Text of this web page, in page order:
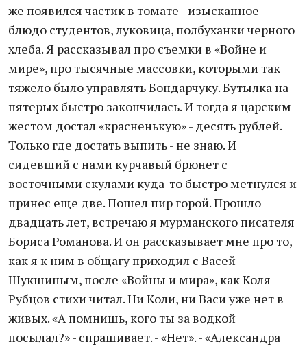
же появился частик в томате - изысканное
блюдо студентов, луковица, полбуханки черного
хлеба. Я рассказывал про съемки в «Войне и
мире», про тысячные массовки, которыми так
тяжело было управлять Бондарчуку. Бутылка на
пятерых быстро закончилась. И тогда я царским
жестом достал «красненькую» - десять рублей.
Только где достать выпить - не знаю. И
сидевший с нами курчавый брюнет с
восточными скулами куда-то быстро метнулся и
принес еще две. Пошел пир горой. Прошло
двадцать лет, встречаю я мурманского писателя
Бориса Романова. И он рассказывает мне про то,
как я к ним в общагу приходил с Васей
Шукшиным, после «Войны и мира», как Коля
Рубцов стихи читал. Ни Коли, ни Васи уже нет в
живых. «А помнишь, кого ты за водкой
посылал?» - спрашивает. - «Нет». - «Александра